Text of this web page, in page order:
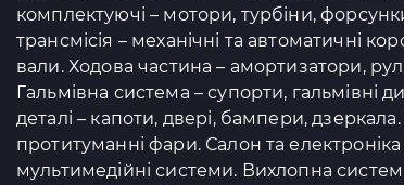
комплектуючі – мотори, турбіни,
трансмісія – механічні та автоматичні
вали. Ходова частина – амортизатори,
Гальмівна система – супорти, гальмівні
деталі – капоти, двері, бампери,
протитуманні фари. Салон та електроніка
мультимедійні системи. Вихлопна